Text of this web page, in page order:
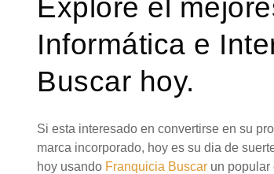
Explore el
Informática e
Buscar hoy.
Si esta interesado en convertirse en su
marca incorporado, hoy es su dia de
hoy usando Franquicia Buscar un popular